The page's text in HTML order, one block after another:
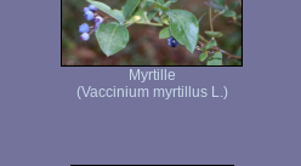
Myrtille
(Vaccinium myrtillus L.)